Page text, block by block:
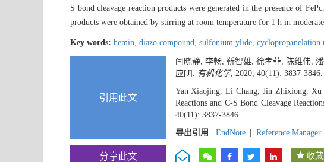
S bond cleavage reaction products were generated in the presence of
products were obtained by stirring at room temperature for 1 h in
Key words: hemin, diazo compound, sulfonium ylide, cyclopropanelation
引用此文
闫晓静, 李畅, 靳智雄, 徐孝菲, 陈维伟,
应[J]. 有机化学, 2020, 40(11): 3837-3846.
Yan Xiaojing, Li Chang, Jin Zhixiong, Xu
Reactions and C-S Bond Cleavage
40(11): 3837-3846.
导出引用
EndNote Reference Manager
分享此文 收